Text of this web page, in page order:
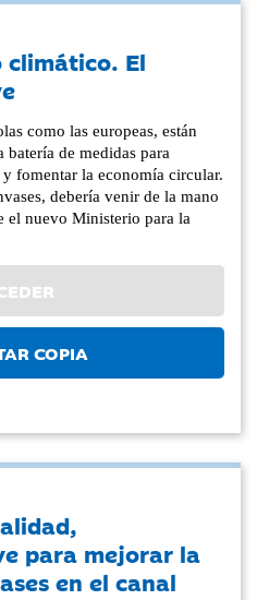
climático. El
como las europeas, están
de medidas para
fomentar la economía circular.
debería venir de la mano
el nuevo Ministerio para la
COPIA
para mejorar la
en el canal